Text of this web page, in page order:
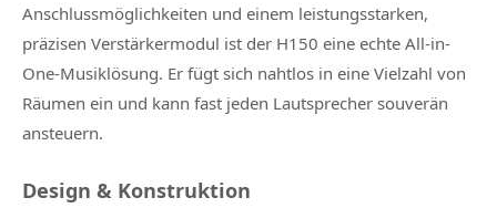
Anschlussmöglichkeiten und einem leistungsstarken,
präzisen Verstärkermodul ist der H150 eine echte All-in-
One-Musiklösung. Er fügt sich nahtlos in eine Vielzahl von
Räumen ein und kann fast jeden Lautsprecher souverän
ansteuern.
Design & Konstruktion